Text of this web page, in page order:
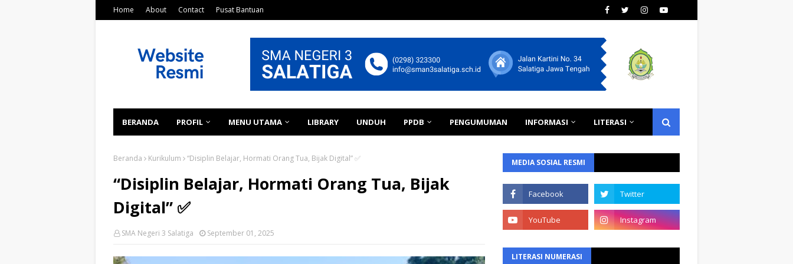
Home About Contact Pusat Bantuan
BERANDA PROFIL MENU UTAMA LIBRARY UNDUH PPDB PENGUMUMAN INFORMASI LITERASI
Beranda Kurikulum “Disiplin Belajar, Hormati Orang Tua, Bijak Digital” ✅
“Disiplin Belajar, Hormati Orang Tua, Bijak
Digital” ✅
SMA Negeri 3 Salatiga September 01, 2025
MEDIA SOSIAL RESMI
LITERASI NUMERASI